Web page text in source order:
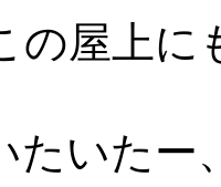
の屋上に
たいた